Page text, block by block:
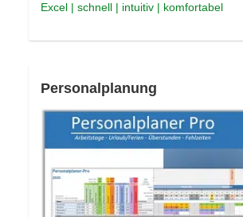
Excel | schnell | intuitiv | komfortabel
Personalplanung